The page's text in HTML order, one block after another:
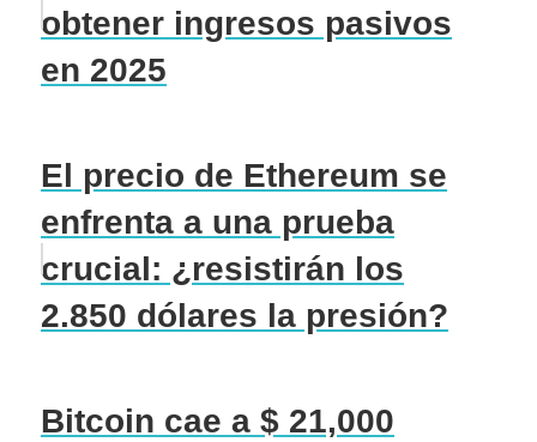
obtener ingresos pasivos
en 2025
El precio de Ethereum se
enfrenta a una prueba
crucial: ¿resistirán los
2.850 dólares la presión?
Bitcoin cae a $ 21,000